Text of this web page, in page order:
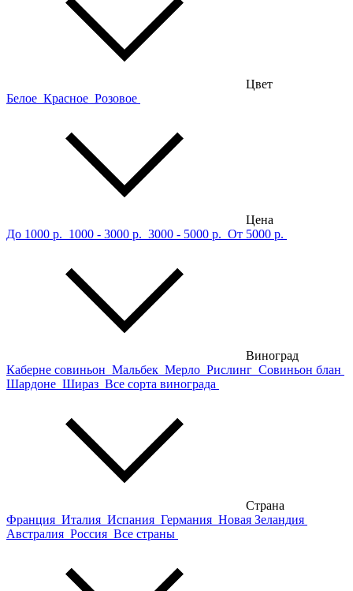
Цвет
Белое Красное Розовое
Цена
До 1000 р. 1000 - 3000 р. 3000 - 5000 р. От 5000 р.
Виноград
Каберне совиньон Мальбек Мерло Рислинг Совиньон блан
Шардоне Шираз Все сорта винограда
Страна
Франция Италия Испания Германия Новая Зеландия
Австралия Россия Все страны